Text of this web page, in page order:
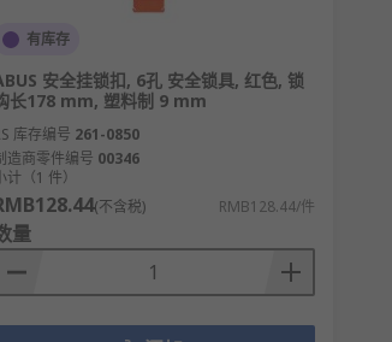
进行锁挂牌批发从而满足
有库存
安全挂锁扣, 6孔 安全锁具, 红色, 锁
长178 mm, 塑料制 9 mm
库存编号 261-0850
造商零件编号 00346
计（1 件）
(不含税) RMB128.44/件
量